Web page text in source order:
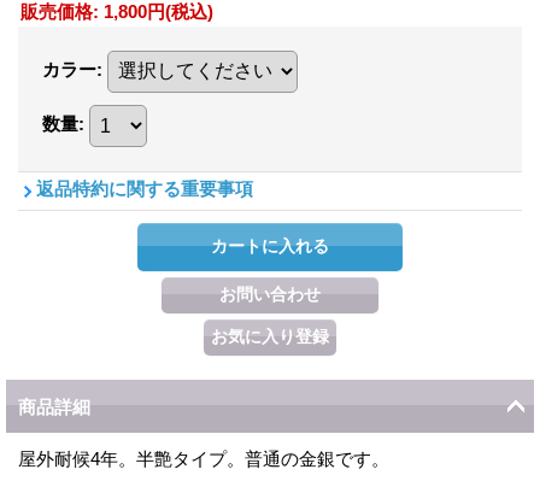
販売価格: 1,800円(税込)
カラー:
数量:
返品特約に関する重要事項
商品詳細
屋外耐候4年。半艶タイプ。普通の金銀です。